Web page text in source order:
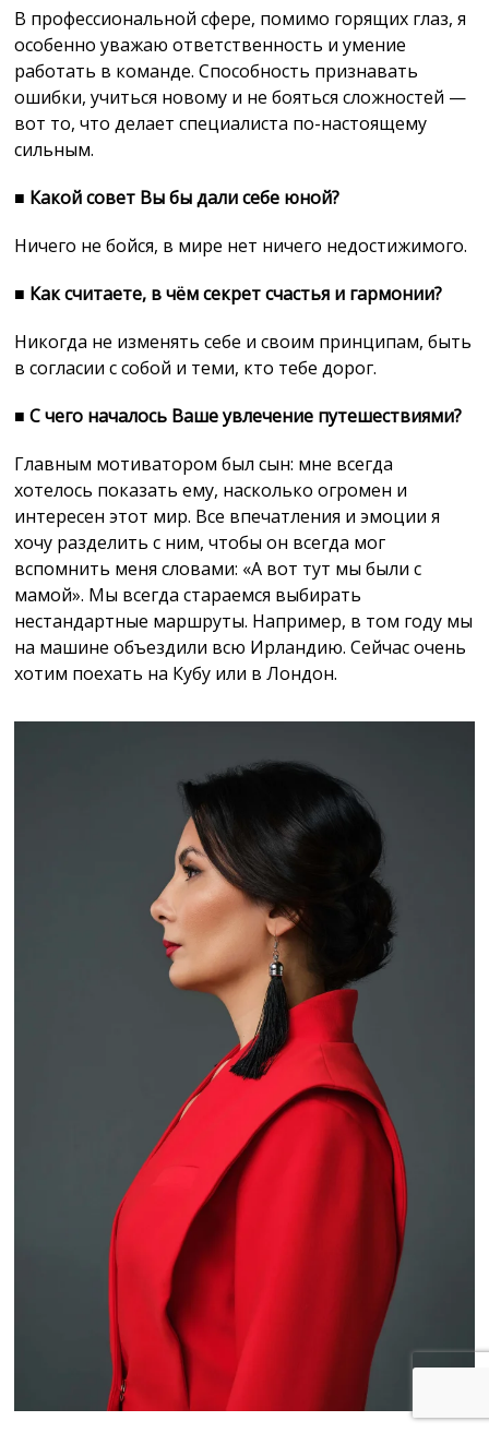
В профессиональной сфере, помимо горящих глаз, я
особенно уважаю ответственность и умение
работать в команде. Способность признавать
ошибки, учиться новому и не бояться сложностей —
вот то, что делает специалиста по-настоящему
сильным.
■ Какой совет Вы бы дали себе юной?
Ничего не бойся, в мире нет ничего недостижимого.
■ Как считаете, в чём секрет счастья и гармонии?
Никогда не изменять себе и своим принципам, быть
в согласии с собой и теми, кто тебе дорог.
■ С чего началось Ваше увлечение путешествиями?
Главным мотиватором был сын: мне всегда
хотелось показать ему, насколько огромен и
интересен этот мир. Все впечатления и эмоции я
хочу разделить с ним, чтобы он всегда мог
вспомнить меня словами: «А вот тут мы были с
мамой». Мы всегда стараемся выбирать
нестандартные маршруты. Например, в том году мы
на машине объездили всю Ирландию. Сейчас очень
хотим поехать на Кубу или в Лондон.